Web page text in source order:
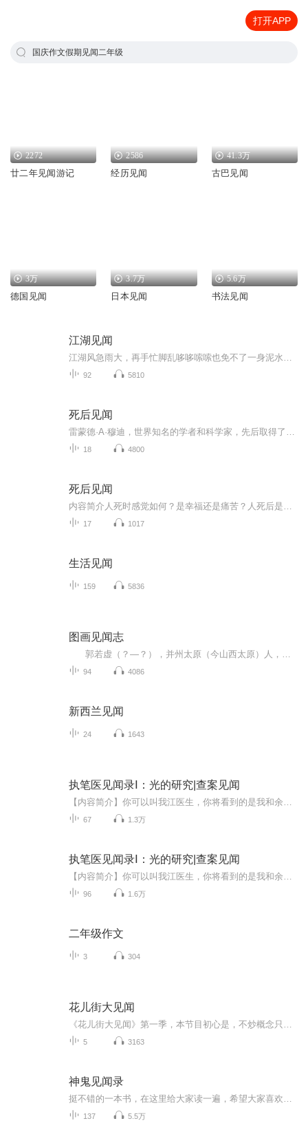
打开APP
国庆作文假期见闻二年级
2272
廿二年见闻游记
2586
经历见闻
41.3万
古巴见闻
3万
德国见闻
3.7万
日本见闻
5.6万
书法见闻
江湖见闻
92 5810
死后见闻
18 4800
死后见闻
17 1017
生活见闻
159 5836
图画见闻志
94 4086
新西兰见闻
24 1643
执笔医见闻录Ⅰ：光的研究|查案见闻
67 1.3万
执笔医见闻录Ⅰ：光的研究|查案见闻
96 1.6万
二年级作文
3 304
花儿街大见闻
5 3163
神鬼见闻录
137 5.5万